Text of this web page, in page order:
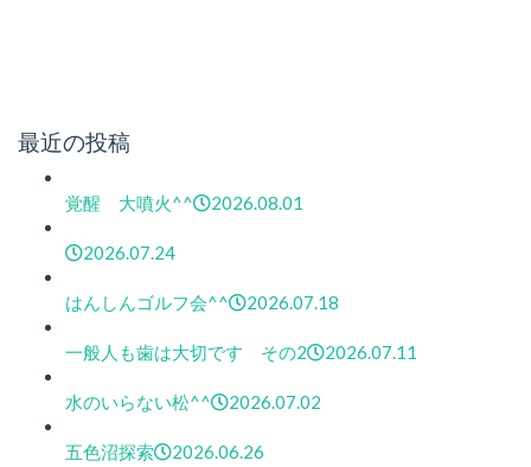
最近の投稿
覚醒 大噴火^^ 2026.08.01
2026.07.24
はんしんゴルフ会^^ 2026.07.18
一般人も歯は大切です その2 2026.07.11
水のいらない松^^ 2026.07.02
五色沼探索 2026.06.26